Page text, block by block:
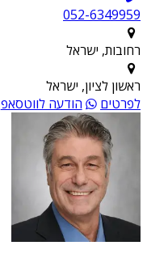
052-6349959
רחובות, ישראל
ראשון לציון, ישראל
לפרטים
הודעה לווטסאפ